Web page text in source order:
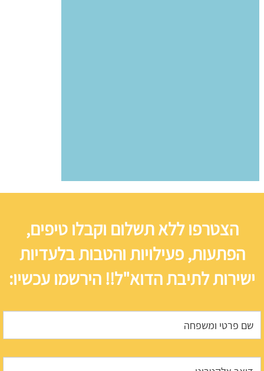
הצטרפו ללא תשלום וקבלו טיפים,
הפתעות, פעילויות והטבות בלעדיות
ישירות לתיבת הדוא"ל!! הירשמו עכשיו: